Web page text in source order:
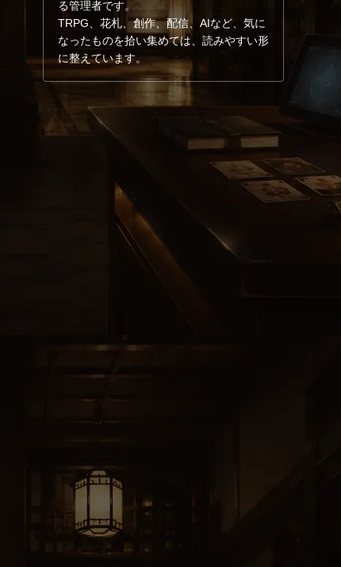
る管理者です。
TRPG、花札、創作、配信、AIなど、気に
なったものを拾い集めては、読みやすい形
に整えています。